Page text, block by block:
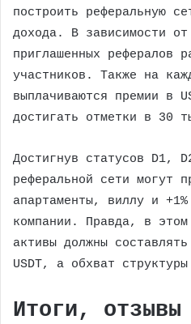
построить реферальную
дохода. В зависимости
приглашенных рефералов
участников. Также на
выплачиваются премии в
достигать отметки в 30
Достигнув статусов D1,
реферальной сети могут
апартаменты, виллу и
компании. Правда, в
активы должны
USDT, а обхват
Итоги, отзывы